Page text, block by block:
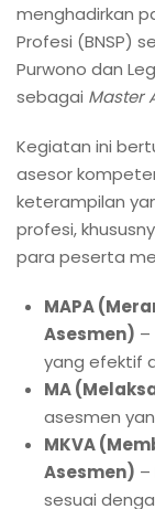
menghadirkan
Profesi (BNSP)
Purwono dan
sebagai Master
Kegiatan ini
asesor
keterampilan
profesi,
para peserta
MAPA
Asesmen) –
yang efektif
MA
asesmen
MKVA
Asesmen) –
sesuai